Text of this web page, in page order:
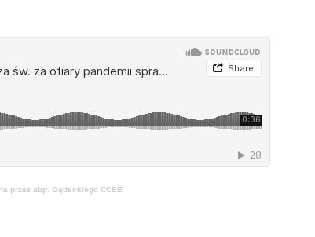
przez abp. Gądeckiego CCEE